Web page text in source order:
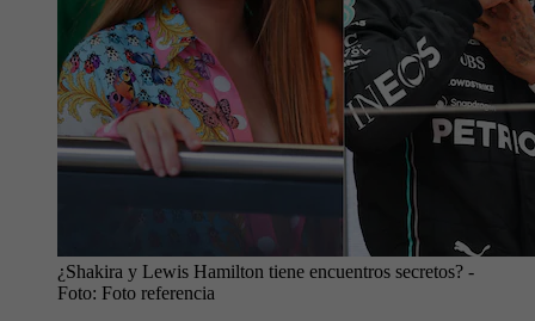
¿Shakira y Lewis Hamilton tiene encuentros secretos? -
Foto: Foto referencia